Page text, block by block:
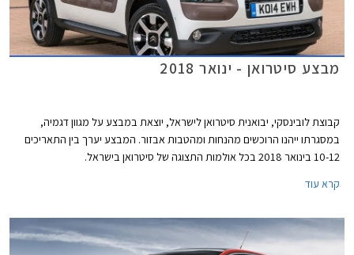
מבצע סיטרואן - ינואר 2018
קבוצת לובינסקי, יבואנית סיטרואן לישראל, יוצאת במבצע על מגוון דגמיה,
במסגרתו ייהנו הרוכשים מהנחות ומהטבות אבזור. המבצע יערך בין התאריכים
10-12 בינואר 2018 בכל אולמות התצוגה של סיטרואן בישראל.
קרא עוד